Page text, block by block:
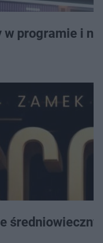
programie i